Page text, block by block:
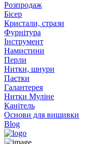
Розпродаж
Бісер
Кристали, стрази
Фурнітура
Інструмент
Намистини
Перли
Нитки, шнури
Паєтки
Галантерея
Нитки Муліне
Канітель
Основи для вишивки
Blog